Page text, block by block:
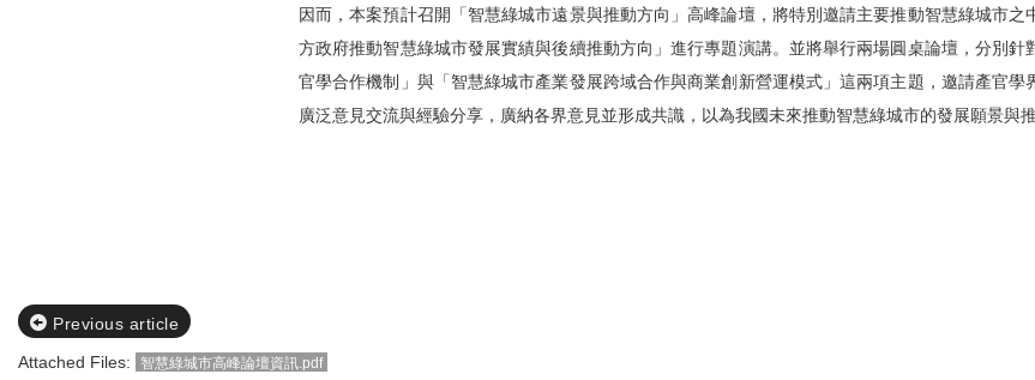
因而，本案預計召開「智慧綠城市遠景與推動方向」高峰論壇， 將特別邀請主要推動智慧綠城市之
方政府推動智慧綠城市發展實績與後續推動方向」進行專題演講。並將舉行兩場圓桌論壇，分別針
官學合作機制」與「智慧綠城市產業發展跨域合作與商業創新營運模式」這兩項主題，邀請產官學
廣泛意見交流與經驗分享，廣納各界意見並形成共識， 以為我國未來推動智慧綠城市的發展願景與
Previous article
Attached Files:
智慧綠城市高峰論壇資訊.pdf